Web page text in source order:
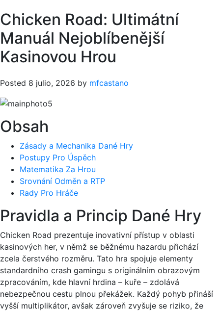
Chicken Road: Ultimátní
Manuál Nejoblíbenější
Kasinovou Hrou
Posted 8 julio, 2026 by mfcastano
Obsah
Zásady a Mechanika Dané Hry
Postupy Pro Úspěch
Matematika Za Hrou
Srovnání Odměn a RTP
Rady Pro Hráče
Pravidla a Princip Dané Hry
Chicken Road prezentuje inovativní přístup v oblasti
kasinových her, v němž se běžnému hazardu přichází
zcela čerstvého rozměru. Tato hra spojuje elementy
standardního crash gamingu s originálním obrazovým
zpracováním, kde hlavní hrdina – kuře – zdolává
nebezpečnou cestu plnou překážek. Každý pohyb přináší
vyšší multiplikátor, avšak zároveň zvyšuje se riziko, že